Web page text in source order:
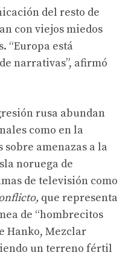
del resto de
con viejos miedos
“Europa está
narrativas”, afirmó
rusa abundan
como en la
amenazas a la
noruega de
de televisión como
que representa
de “hombrecitos
Hanko, Mezclar
un terreno fértil